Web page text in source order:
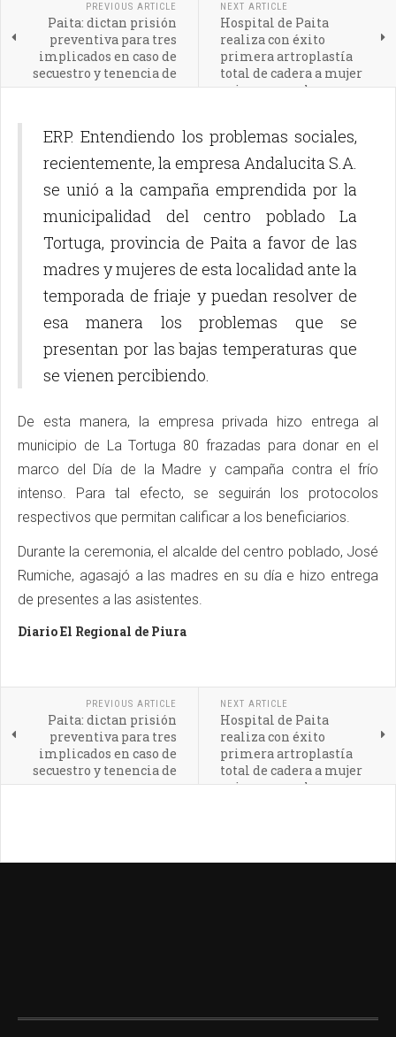
PREVIOUS ARTICLE
Paita: dictan prisión
preventiva para tres
implicados en caso de
secuestro y tenencia de
armas
NEXT ARTICLE
Hospital de Paita
realiza con éxito
primera artroplastía
total de cadera a mujer
quien pora volver a
ERP. Entendiendo los problemas sociales,
recientemente, la empresa Andalucita S.A.
se unió a la campaña emprendida por la
municipalidad del centro poblado La
Tortuga, provincia de Paita a favor de las
madres y mujeres de esta localidad ante la
temporada de friaje y puedan resolver de
esa manera los problemas que se
presentan por las bajas temperaturas que
se vienen percibiendo.
De esta manera, la empresa privada hizo entrega al
municipio de La Tortuga 80 frazadas para donar en el
marco del Día de la Madre y campaña contra el frío
intenso. Para tal efecto, se seguirán los protocolos
respectivos que permitan calificar a los beneficiarios.
Durante la ceremonia, el alcalde del centro poblado, José
Rumiche, agasajó a las madres en su día e hizo entrega
de presentes a las asistentes.
Diario El Regional de Piura
PREVIOUS ARTICLE
Paita: dictan prisión
preventiva para tres
implicados en caso de
secuestro y tenencia de
armas
NEXT ARTICLE
Hospital de Paita
realiza con éxito
primera artroplastía
total de cadera a mujer
quien pora volver a